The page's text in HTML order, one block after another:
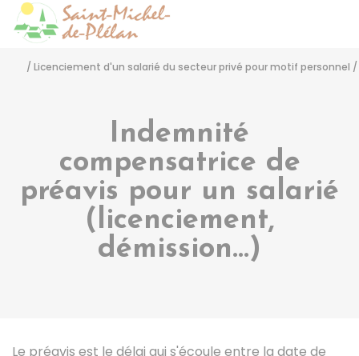
/ Licenciement d'un salarié du secteur privé pour motif personnel /
Indemnité
compensatrice de
préavis pour un salarié
(licenciement,
démission...)
Le préavis est le délai qui s'écoule entre la date de